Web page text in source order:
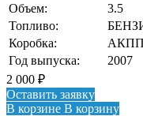
Объем:
3.5
Топливо:
Коробка:
АКПП
Год выпуска:
2007
2 000 ₽
Оставить заявку
В корзине В корзину